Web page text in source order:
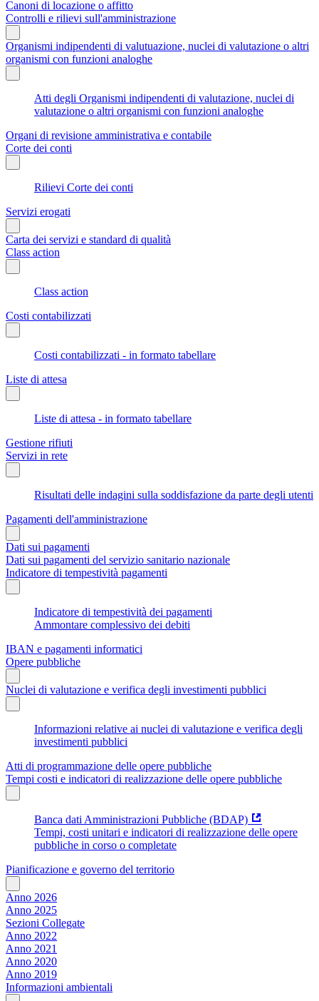
Canoni di locazione o affitto
Controlli e rilievi sull'amministrazione
Organismi indipendenti di valutuazione, nuclei di valutazione o altri
organismi con funzioni analoghe
Atti degli Organismi indipendenti di valutazione, nuclei di
valutazione o altri organismi con funzioni analoghe
Organi di revisione amministrativa e contabile
Corte dei conti
Rilievi Corte dei conti
Servizi erogati
Carta dei servizi e standard di qualità
Class action
Class action
Costi contabilizzati
Costi contabilizzati - in formato tabellare
Liste di attesa
Liste di attesa - in formato tabellare
Gestione rifiuti
Servizi in rete
Risultati delle indagini sulla soddisfazione da parte degli utenti
Pagamenti dell'amministrazione
Dati sui pagamenti
Dati sui pagamenti del servizio sanitario nazionale
Indicatore di tempestività pagamenti
Indicatore di tempestività dei pagamenti
Ammontare complessivo dei debiti
IBAN e pagamenti informatici
Opere pubbliche
Nuclei di valutazione e verifica degli investimenti pubblici
Informazioni relative ai nuclei di valutazione e verifica degli
investimenti pubblici
Atti di programmazione delle opere pubbliche
Tempi costi e indicatori di realizzazione delle opere pubbliche
Banca dati Amministrazioni Pubbliche (BDAP)
Tempi, costi unitari e indicatori di realizzazione delle opere
pubbliche in corso o completate
Pianificazione e governo del territorio
Anno 2026
Anno 2025
Sezioni Collegate
Anno 2022
Anno 2021
Anno 2020
Anno 2019
Informazioni ambientali